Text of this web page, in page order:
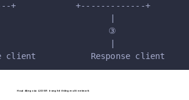
+            +-------------+
③
client           Response client